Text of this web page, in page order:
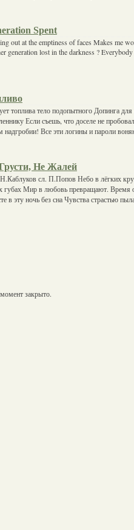
Spent
out at the emptiness of faces Makes me
generation lost in the darkness ?
топлива тело подопытного Допинга
Если съешь, что доселе не
надгробии! Все эти логины и пароли
Не Жалей
сл. П.Попов Небо в лёгких
губах Мир в любовь превращают. Время
в эту ночь без сна Чувства страстью
закрыто.